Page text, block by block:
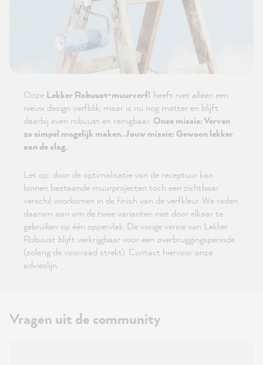
Onze Lekker Robuust-muurverf! heeft niet alleen een
nieuw design verfblik, maar is nu nog matter en blijft
daarbij even robuust en reinigbaar. Onze missie: Verven
zo simpel mogelijk maken. Jouw missie: Gewoon lekker
aan de slag.
Let op: door de optimalisatie van de receptuur kan
binnen bestaande muurprojecten toch een zichtbaar
verschil voorkomen in de finish van de verfkleur. We raden
daarom aan om de twee varianten niet door elkaar te
gebruiken op één oppervlak. De vorige versie van Lekker
Robuust blijft verkrijgbaar voor een overbruggingsperiode
(zolang de voorraad strekt). Contact hiervoor onze
advieslijn.
Vragen uit de community